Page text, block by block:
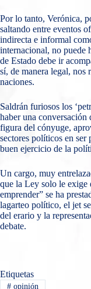
Por lo tanto, Verónica,
saltando entre eventos
indirecta e informal
internacional, no puede
de Estado debe ir
sí, de manera legal, nos
naciones.
Saldrán furiosos los
haber una conversación
figura del cónyuge,
sectores políticos en ser
buen ejercicio de la
Un cargo, muy
que la Ley solo le exige
emprender” se ha
lagarteo político, el jet
del erario y la
debate.
Etiquetas
#opinión